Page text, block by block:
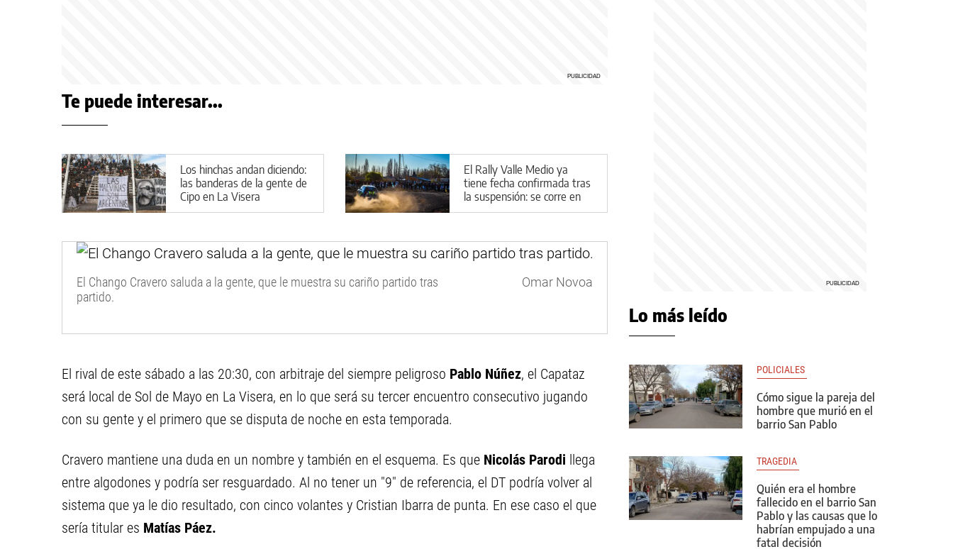
Te puede interesar...
Los hinchas andan diciendo:
las banderas de la gente de
Cipo en La Visera
El Rally Valle Medio ya
tiene fecha confirmada tras
la suspensión: se corre en
General Conesa
El Chango Cravero saluda a la gente, que le muestra su cariño partido tras
partido.
Omar Novoa
El rival de este sábado a las 20:30, con arbitraje del siempre peligroso Pablo Núñez, el Capataz
será local de Sol de Mayo en La Visera, en lo que será su tercer encuentro consecutivo jugando
con su gente y el primero que se disputa de noche en esta temporada.
Cravero mantiene una duda en un nombre y también en el esquema. Es que Nicolás Parodi llega
entre algodones y podría ser resguardado. Al no tener un "9" de referencia, el DT podría volver al
sistema que ya le dio resultado, con cinco volantes y Cristian Ibarra de punta. En ese caso el que
sería titular es Matías Páez.
Lo más leído
POLICIALES
Cómo sigue la pareja del
hombre que murió en el
barrio San Pablo
TRAGEDIA
Quién era el hombre
fallecido en el barrio San
Pablo y las causas que lo
habrían empujado a una
fatal decisión